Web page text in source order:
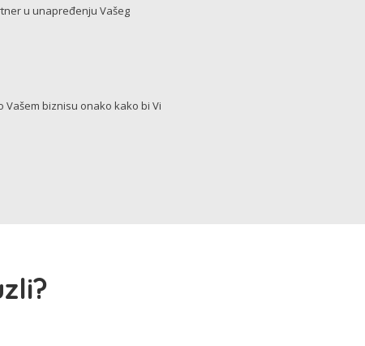
u unapređenju Vašeg
biznisu onako kako bi Vi